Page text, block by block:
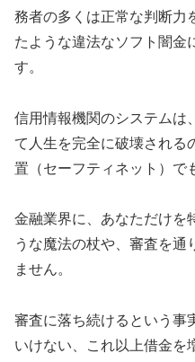
務者の多くは正常な判断力
たような違法なソフト闇金
す。
信用情報機関のシステムは
て人生を完全に破壊される
置（セーフティネット）で
金融業界に、あなただけを
うな魔法の杖や、審査を通
ません。
審査に落ち続けるという事
いけない、これ以上借金を